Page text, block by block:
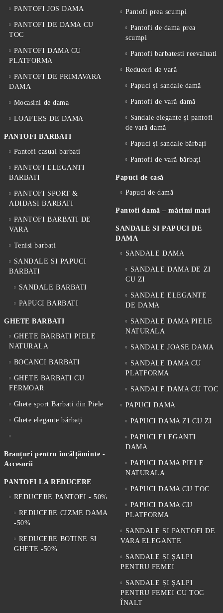
PANTOFI JOS DAMA
PANTOFI DE DAMA CU
TOC
PANTOFI DAMA CU
PLATFORMA
PANTOFI DE PRIMAVARA
DAMA
Mocasini de dama
LOAFERS DE DAMA
PANTOFI BARBATI
Pantofi casual barbati
PANTOFI ELEGANTI
BARBATI
PANTOFI SPORT &
ADIDASI BARBATI
PANTOFI BARBATI DE
VARA
Tenisi barbati
SANDALE SI PAPUCI
BARBATI
SANDALE BARBATI
PAPUCI BARBATI
GHETE BARBATI
GHETE BARBATI PIELE
NATURALA
BOCANCI BARBATI
GHETE BARBATI CU
FERMOAR
Ghete sport Barbati din Piele
Ghete elegante bărbați
Branțuri pentru încălțăminte -
Accesorii
PANTOFI LA REDUCERE
REDUCERE PANTOFI - 50%
REDUCERE CIZME DAMA
-50%
REDUCERE BOTINE SI
GHETE -50%
Pantofi prea scumpi
Pantofi de dama prea
scumpi
Pantofi barbatesti reevaluati
Reduceri de vară
Papuci și sandale damă
Pantofi de vară damă
Sandale elegante și pantofi
de vară damă
Papuci și sandale bărbați
Pantofi de vară bărbați
Papuci de casă
Papuci de damă
Pantofi damă – mărimi mari
SANDALE SI PAPUCI DE
DAMA
SANDALE DAMA
SANDALE DAMA DE ZI
CU ZI
SANDALE ELEGANTE
DE DAMA
SANDALE DAMA PIELE
NATURALA
SANDALE JOASE DAMA
SANDALE DAMA CU
PLATFORMA
SANDALE DAMA CU TOC
PAPUCI DAMA
PAPUCI DAMA ZI CU ZI
PAPUCI ELEGANTI
DAMA
PAPUCI DAMA PIELE
NATURALA
PAPUCI DAMA CU TOC
PAPUCI DAMA CU
PLATFORMA
SANDALE SI PANTOFI DE
VARA ELEGANTE
SANDALE ȘI ȘALPI
PENTRU FEMEI
SANDALE ȘI ȘALPI
PENTRU FEMEI CU TOC
ÎNALT